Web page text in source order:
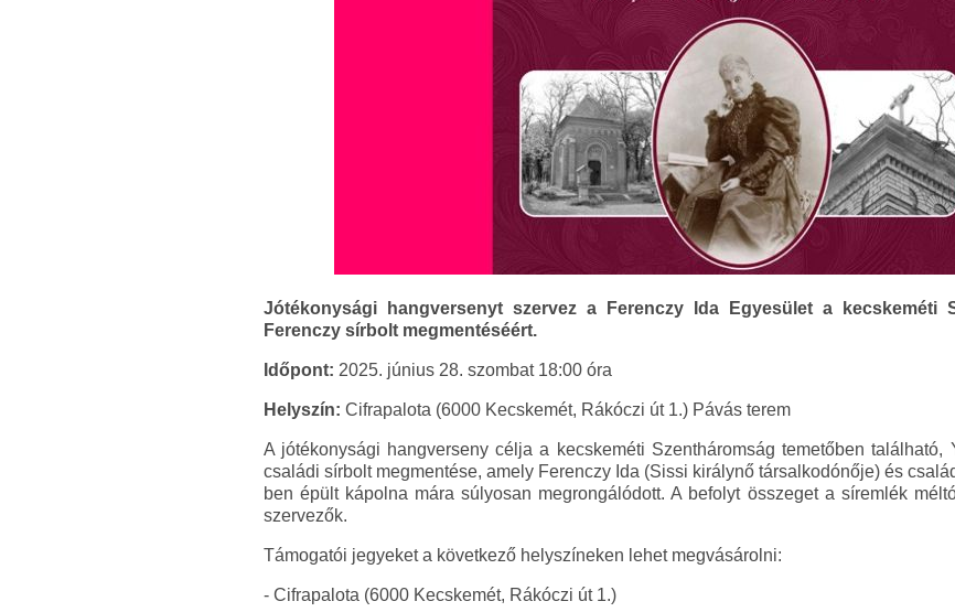
Jótékonysági hangversenyt szervez a Ferenczy Ida Egyesület a kecskeméti
Ferenczy sírbolt megmentéséért.
Időpont: 2025. június 28. szombat 18:00 óra
Helyszín: Cifrapalota (6000 Kecskemét, Rákóczi út 1.) Pávás terem
A jótékonysági hangverseny célja a kecskeméti Szentháromság temetőben
családi sírbolt megmentése, amely Ferenczy Ida (Sissi királynő társalkodónője) és
ben épült kápolna mára súlyosan megrongálódott. A befolyt összeget a síremlék
szervezők.
Támogatói jegyeket a következő helyszíneken lehet megvásárolni:
- Cifrapalota (6000 Kecskemét, Rákóczi út 1.)